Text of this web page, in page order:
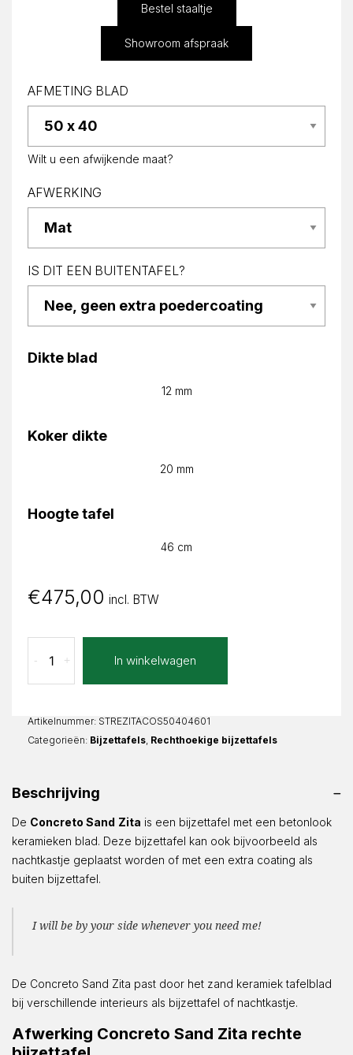
Bestel staaltje
Showroom afspraak
AFMETING BLAD
Wilt u een afwijkende maat?
AFWERKING
IS DIT EEN BUITENTAFEL?
Dikte blad
12 mm
Koker dikte
20 mm
Hoogte tafel
46 cm
€475,00 incl. BTW
Sand
Zita
aantal
+
- In winkelwagen
Artikelnummer: STREZITACOS50404601
Categorieën: Bijzettafels Rechthoekige bijzettafels
Beschrijving
De Concreto Sand Zita is een bijzettafel met een betonlook
keramieken blad. Deze bijzettafel kan ook bijvoorbeeld als
nachtkastje geplaatst worden of met een extra coating als
buiten bijzettafel.
I will be by your side whenever you need me!
De Concreto Sand Zita past door het zand keramiek tafelblad
bij verschillende interieurs als bijzettafel of nachtkastje.
Afwerking Concreto Sand Zita rechte